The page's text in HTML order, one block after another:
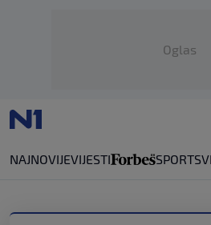
Oglas
NAJNOVIJEVIJESTI SPORT